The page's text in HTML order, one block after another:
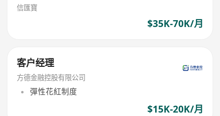
信匯寶
$35K-70K/月
客户经理
方德金融控股有限公司
彈性花紅制度
$15K-20K/月